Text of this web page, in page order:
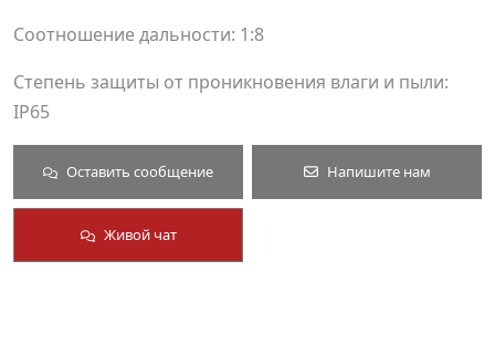
Соотношение дальности: 1:8
Степень защиты от проникновения влаги и пыли:
IP65
Оставить сообщение Напишите нам
Живой чат